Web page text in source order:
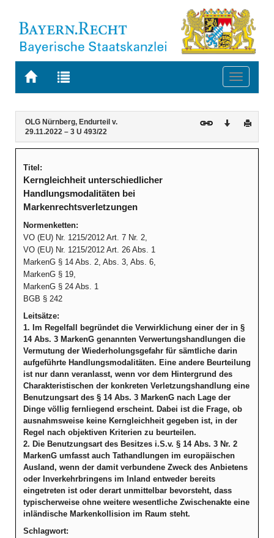
Zur
BAYERN.RECHT
Zur
letzten
Suche
Toggle
Navigation
Inhalt
OLG Nürnberg, Endurteil v.
29.11.2022 – 3 U 493/22
Download
Titel:
Kerngleichheit unterschiedlicher
Handlungsmodalitäten bei
Markenrechtsverletzungen
Normenketten:
VO (EU) Nr. 1215/2012 Art. 7 Nr. 2,
VO (EU) Nr. 1215/2012 Art. 26 Abs. 1
MarkenG § 14 Abs. 2, Abs. 3, Abs. 6,
MarkenG § 19,
MarkenG § 24 Abs. 1
BGB § 242
Leitsätze:
1. Im Regelfall begründet die Verwirklichung einer der in §
14 Abs. 3 MarkenG genannten Verwertungshandlungen die
Vermutung der Wiederholungsgefahr für sämtliche darin
aufgeführte Handlungsmodalitäten. Eine andere Beurteilung
ist nur dann veranlasst, wenn vor dem Hintergrund des
Charakteristischen der konkreten Verletzungshandlung eine
Benutzungsart des § 14 Abs. 3 MarkenG nach Lage der
Dinge völlig fernliegend erscheint. Dabei ist die Frage, ob
ausnahmsweise keine Kerngleichheit gegeben ist, in der
Regel nach objektiven Kriterien zu beurteilen.
2. Die Benutzungsart des Besitzes i.S.v. § 14 Abs. 3 Nr. 2
MarkenG umfasst auch Tathandlungen im europäischen
Ausland, wenn der damit verbundene Zweck des Anbietens
oder Inverkehrbringens im Inland entweder bereits
eingetreten ist oder derart unmittelbar bevorsteht, dass
typischerweise ohne weitere wesentliche Zwischenakte eine
inländische Markenkollision im Raum steht.
Schlagwort: